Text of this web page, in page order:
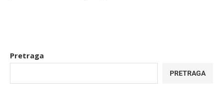
Pretraga
PRETRAGA